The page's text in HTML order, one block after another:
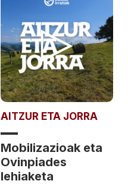
AITZUR ETA JORRA
Mobilizazioak eta
Ovinpiades
lehiaketa